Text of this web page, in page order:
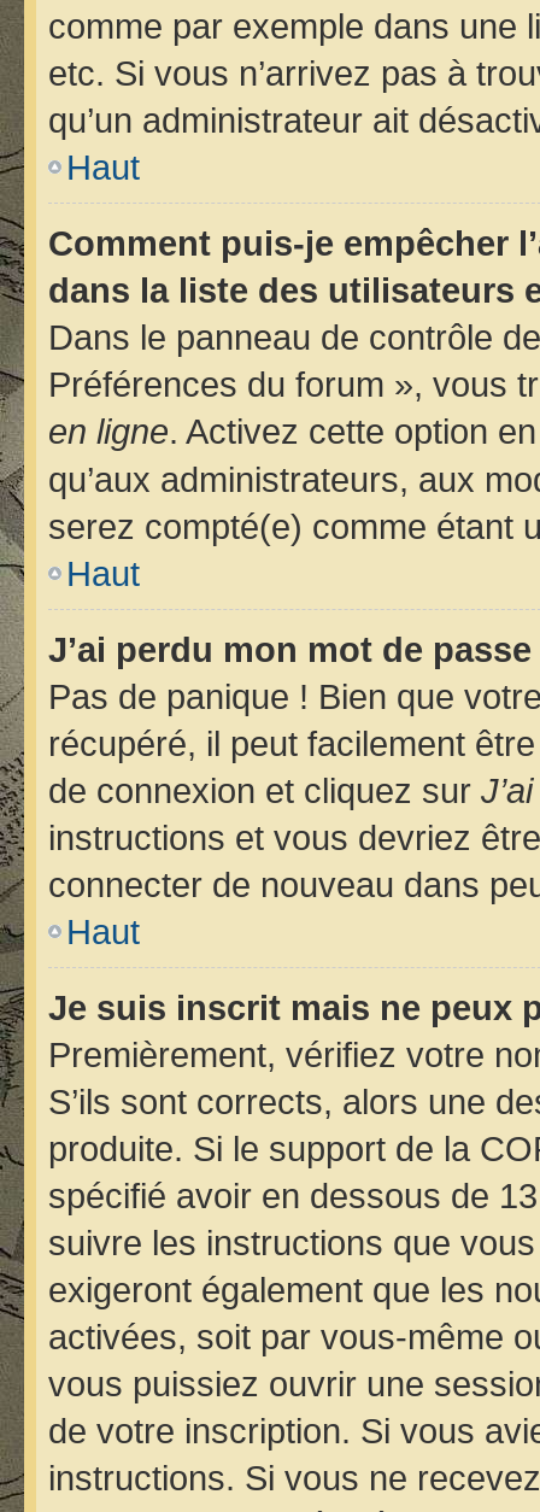
comme par exemple dans une
etc. Si vous n’arrivez pas à
qu’un administrateur ait
Haut
Comment puis-je empêcher
dans la liste des utilisateurs
Dans le panneau de contrôle
Préférences du forum », vous
en ligne. Activez cette option
qu’aux administrateurs, aux
serez compté(e) comme étant
Haut
J’ai perdu mon mot de
Pas de panique ! Bien que
récupéré, il peut facilement
de connexion et cliquez sur
instructions et vous devriez
connecter de nouveau dans
Haut
Je suis inscrit mais ne peux
Premièrement, vérifiez votre
S’ils sont corrects, alors une
produite. Si le support de la
spécifié avoir en dessous de
suivre les instructions que
exigeront également que les
activées, soit par vous-même
vous puissiez ouvrir une
de votre inscription. Si vous
instructions. Si vous ne